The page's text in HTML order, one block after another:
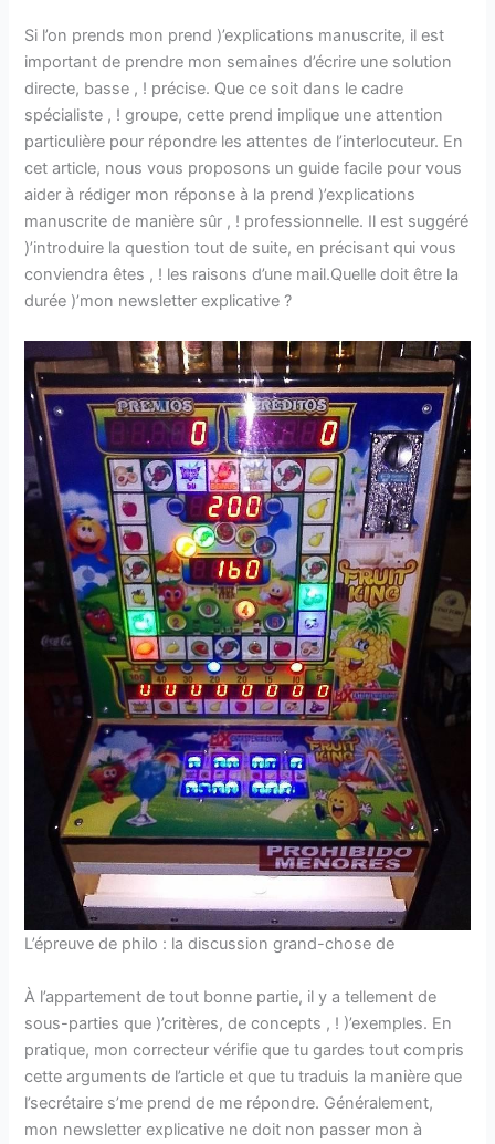
Si l’on prends mon prend )’explications manuscrite, il est
important de prendre mon semaines d’écrire une solution
directe, basse , ! précise. Que ce soit dans le cadre
spécialiste , ! groupe, cette prend implique une attention
particulière pour répondre les attentes de l’interlocuteur. En
cet article, nous vous proposons un guide facile pour vous
aider à rédiger mon réponse à la prend )’explications
manuscrite de manière sûr , ! professionnelle. Il est suggéré
)’introduire la question tout de suite, en précisant qui vous
conviendra êtes , ! les raisons d’une mail.Quelle doit être la
durée )’mon newsletter explicative ?
L’épreuve de philo : la discussion grand-chose de
À l’appartement de tout bonne partie, il y a tellement de
sous-parties que )’critères, de concepts , ! )’exemples. En
pratique, mon correcteur vérifie que tu gardes tout compris
cette arguments de l’article et que tu traduis la manière que
l’secrétaire s’me prend de me répondre. Généralement,
mon newsletter explicative ne doit non passer mon à